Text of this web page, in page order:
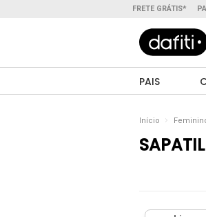
FRETE GRÁTIS*
PAIS
Início